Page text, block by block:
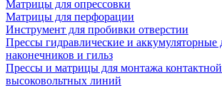
Матрицы для опрессовки
Матрицы для перфорации
Инструмент для пробивки отверстии
Прессы гидравлические и аккумуляторные
наконечников и гильз
Прессы и матрицы для монтажа
высоковольтных линий